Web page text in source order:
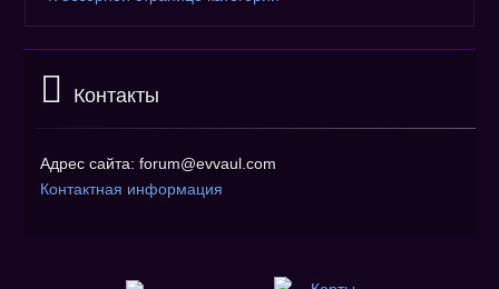
Контакты
Адрес сайта: forum@evvaul.com
Контактная информация